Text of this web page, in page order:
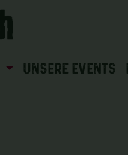
UNSERE EVENTS